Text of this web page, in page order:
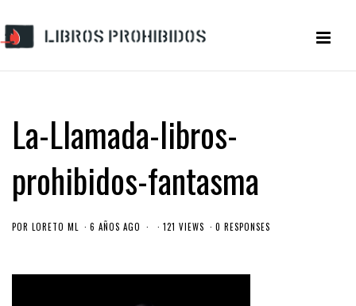
La-Llamada-libros-
prohibidos-fantasma
POR LORETO ML 6 AÑOS AGO 121 VIEWS 0 RESPONSES